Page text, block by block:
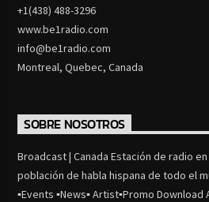
+1(438) 488-3296
www.be1radio.com
info@be1radio.com
Montreal, Quebec, Canada
SOBRE NOSOTROS
Broadcast | Canada Estación de radio
población de habla hispana de todo el
▪Events ▪News▪ Artist▪Promo Download